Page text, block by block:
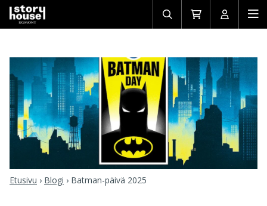
Avaa/sulje
haku
Siirry
ostoskoriin
Avaa/
Etusivu › Blogi › Batman-päivä 2025